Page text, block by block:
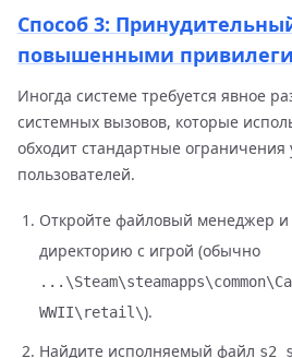
Способ 3:
повышенными
Иногда системе требуется явное
системных вызовов, которые
обходит стандартные ограничения
пользователей.
Откройте файловый менеджер и
директорию с игрой (обычно
WWII\retail\).
Найдите исполняемый файл